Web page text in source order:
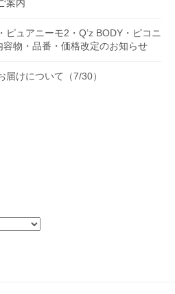
案内
ピュアニーモ2・Q’z BODY・ピコニ
物・品番・価格改定のお知らせ
届けについて（7/30）